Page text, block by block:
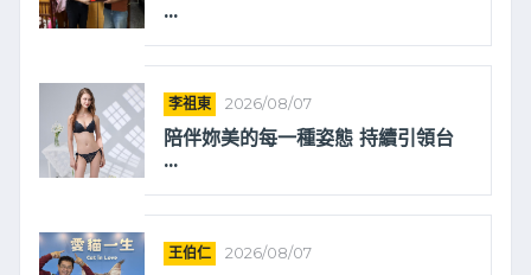
...
李祖東 2026/08/07
陪伴妳美的每一種姿態 持續引領台
...
王伯仁 2026/08/07